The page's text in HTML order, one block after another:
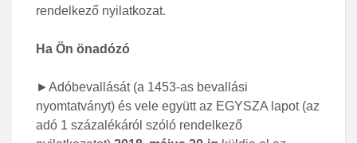
rendelkező nyilatkozat.
Ha Ön önadózó
►Adóbevallását (a 1453-as bevallási
nyomtatványt) és vele együtt az EGYSZA lapot (az
adó 1 százalékáról szóló rendelkező